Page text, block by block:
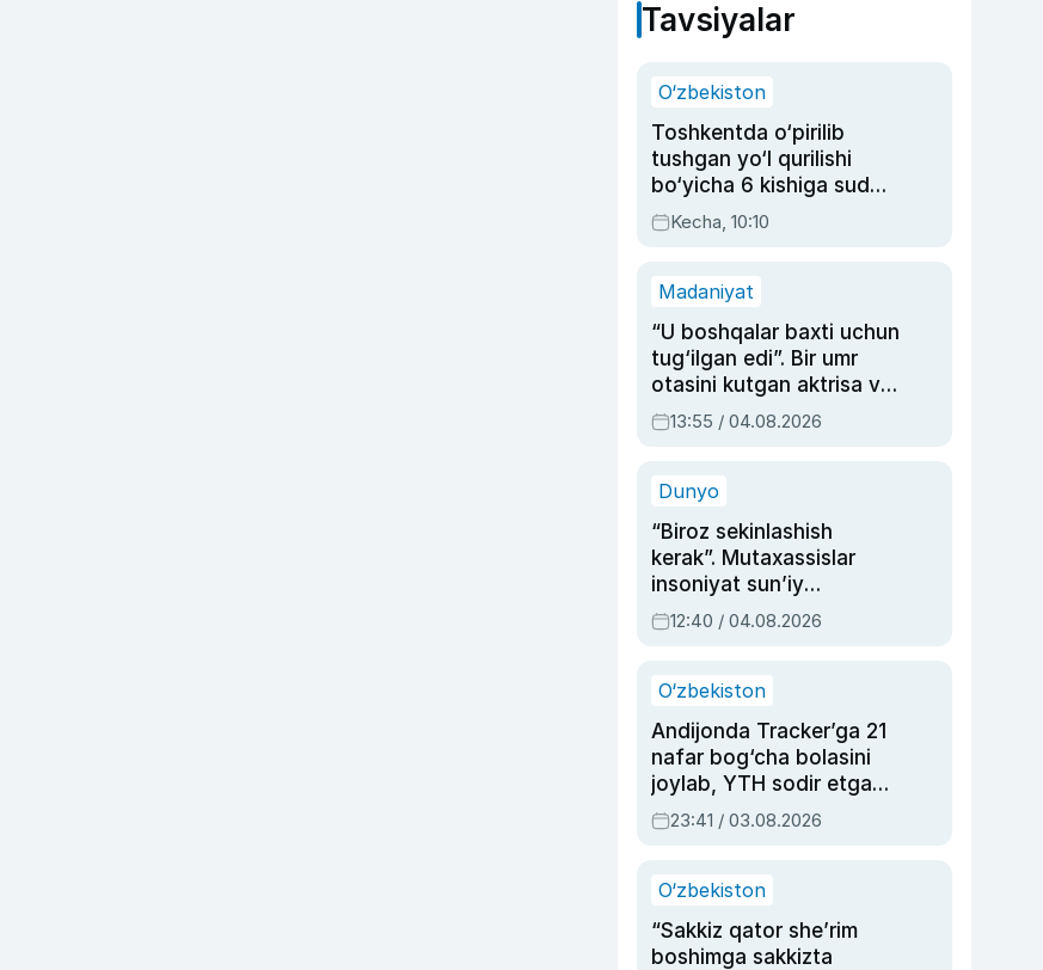
Tavsiyalar
O‘zbekiston
Toshkentda o‘pirilib
tushgan yo‘l qurilishi
bo‘yicha 6 kishiga sud
hukmi o‘qildi
Kecha, 10:10
Madaniyat
“U boshqalar baxti uchun
tug‘ilgan edi”. Bir umr
otasini kutgan aktrisa va
dublyaj ustasi Rimma
Ahmedovaning
13:55 / 04.08.2026
Dunyo
“Biroz sekinlashish
kerak”. Mutaxassislar
insoniyat sun’iy
intellektni boshqara
olmay qolishidan xavotir
12:40 / 04.08.2026
O‘zbekiston
Andijonda Tracker’ga 21
nafar bog‘cha bolasini
joylab, YTH sodir etgan
ayolga sud hukmi o‘qildi
23:41 / 03.08.2026
O‘zbekiston
“Sakkiz qator she’rim
boshimga sakkizta